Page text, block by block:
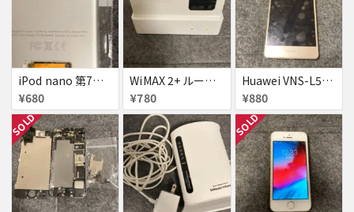
iPod nano 第7世代
¥680
WiMAX 2+ ルーター WX01 クレードル付き
¥780
Huawei VNS-L52 ジャンク
¥880
SOLD SOLD